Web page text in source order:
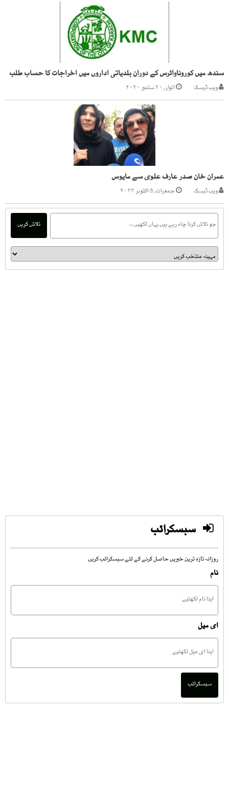
سندھ میں کوروناوائرس کے دوران بلدیاتی اداروں میں اخراجات کا حساب طلب
ویب ڈیسک اتوار, ۲۰ ستمبر ۲۰۲۰
عمران خان صدر عارف علوی سے مایوس
ویب ڈیسک جمعرات, ۵ اکتوبر ۲۰۲۳
تلاش کریں
سبسکرائب
روزانہ تازہ ترین خبریں حاصل کرنے کے لئے سبسکرائب کریں
نام
ای میل
سبسکرائب